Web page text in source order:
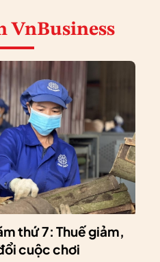
VnBusiness
thứ 7: Thuế giảm,
cuộc chơi